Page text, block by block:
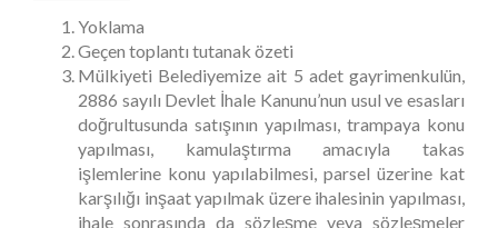
Yoklama
Geçen toplantı tutanak özeti
Mülkiyeti Belediyemize ait 5 adet gayrimenkulün,
2886 sayılı Devlet İhale Kanunu’nun usul ve esasları
doğrultusunda satışının yapılması, trampaya konu
yapılması, kamulaştırma amacıyla takas
işlemlerine konu yapılabilmesi, parsel üzerine kat
karşılığı inşaat yapılmak üzere ihalesinin yapılması,
ihale sonrasında da sözleşme veya sözleşmeler